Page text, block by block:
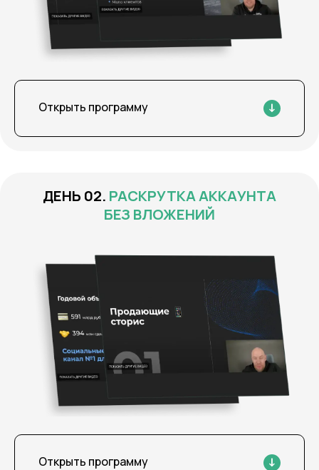
Открыть программу
РАСКРУТКА АККАУНТА
БЕЗ ВЛОЖЕНИЙ
Открыть программу